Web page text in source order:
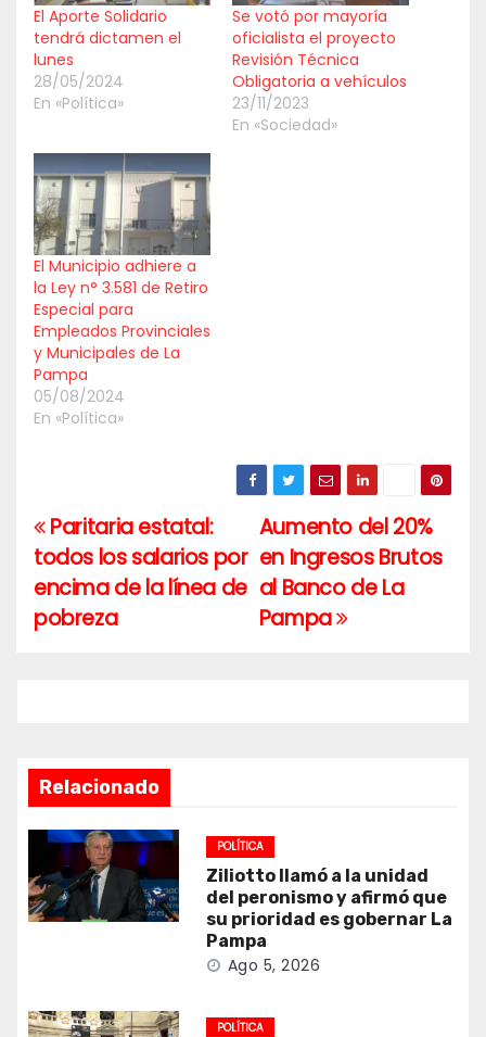
El Aporte Solidario
tendrá dictamen el
lunes
28/05/2024
En «Política»
Se votó por mayoría
oficialista el proyecto
Revisión Técnica
Obligatoria a vehículos
23/11/2023
En «Sociedad»
El Municipio adhiere a
la Ley n° 3.581 de Retiro
Especial para
Empleados Provinciales
y Municipales de La
Pampa
05/08/2024
En «Política»
Navegación
de
entradas
Aumento del 20%
en Ingresos Brutos
al Banco de La
Pampa
Paritaria estatal:
todos los salarios por
encima de la línea de
pobreza
Relacionado
POLÍTICA
Ziliotto llamó a la unidad
del peronismo y afirmó que
su prioridad es gobernar La
Pampa
Ago 5, 2026
POLÍTICA